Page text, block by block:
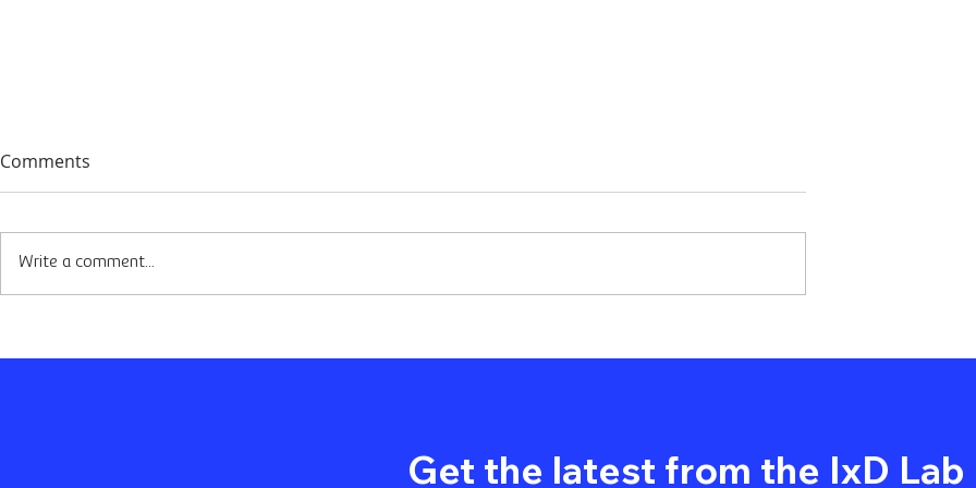
Experiencia del Usuario (UX)
Digitalización para
para 2025: Lo Que Debes
Comments
Write a comment...
Get the latest from the IxD